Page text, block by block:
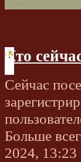
Кто
Сейчас
Больше
2024, 13:23